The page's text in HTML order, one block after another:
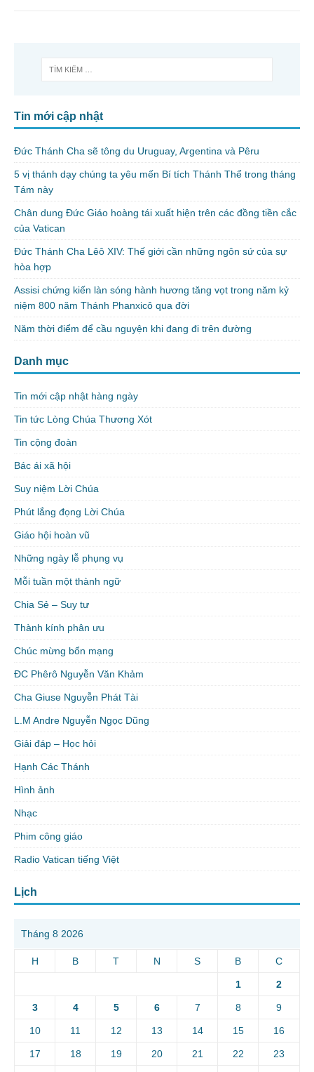
Tin mới cập nhật
Đức Thánh Cha sẽ tông du Uruguay, Argentina và Pêru
5 vị thánh dạy chúng ta yêu mến Bí tích Thánh Thể trong tháng
Tám này
Chân dung Đức Giáo hoàng tái xuất hiện trên các đồng tiền cắc
của Vatican
Đức Thánh Cha Lêô XIV: Thế giới cần những ngôn sứ của sự
hòa hợp
Assisi chứng kiến làn sóng hành hương tăng vọt trong năm kỷ
niệm 800 năm Thánh Phanxicô qua đời
Năm thời điểm để cầu nguyện khi đang đi trên đường
Danh mục
Tin mới cập nhật hàng ngày
Tin tức Lòng Chúa Thương Xót
Tin cộng đoàn
Bác ái xã hội
Suy niệm Lời Chúa
Phút lắng đọng Lời Chúa
Giáo hội hoàn vũ
Những ngày lễ phụng vụ
Mỗi tuần một thành ngữ
Chia Sẻ – Suy tư
Thành kính phân ưu
Chúc mừng bổn mạng
ĐC Phêrô Nguyễn Văn Khảm
Cha Giuse Nguyễn Phát Tài
L.M Andre Nguyễn Ngọc Dũng
Giải đáp – Học hỏi
Hạnh Các Thánh
Hình ảnh
Nhạc
Phim công giáo
Radio Vatican tiếng Việt
Lịch
Tháng 8 2026
H B T N S B C
1 2
3 4 5 6 7 8 9
10 11 12 13 14 15 16
17 18 19 20 21 22 23